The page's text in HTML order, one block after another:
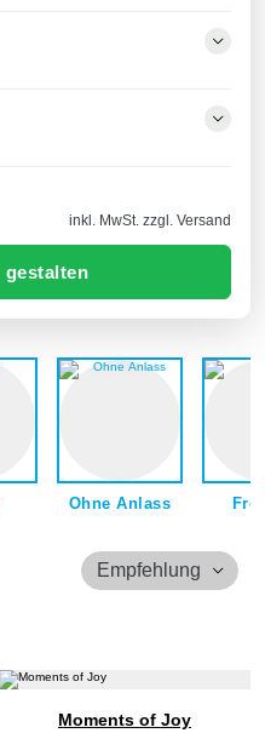
inkl. MwSt. zzgl. Versand
gestalten
Ohne Anlass
Empfehlung
Moments of Joy